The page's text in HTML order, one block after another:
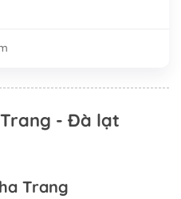
- Đà lạt
Trang